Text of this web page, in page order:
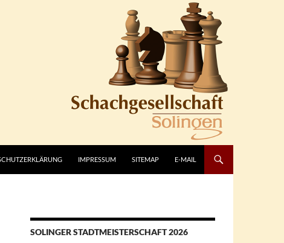
IMPRESSUM SITEMAP E-MAIL
SOLINGER STADTMEISTERSCHAFT 2026